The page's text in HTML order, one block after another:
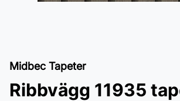
Midbec Tapeter
Ribbvägg 11935